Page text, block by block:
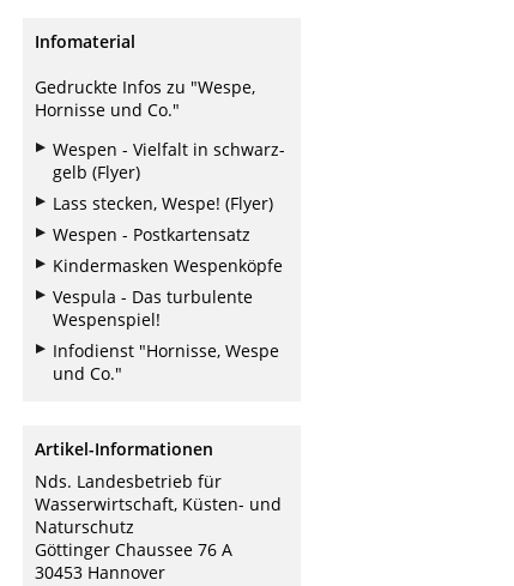
Infomaterial
Gedruckte Infos zu "Wespe,
Hornisse und Co."
Wespen - Vielfalt in schwarz-
gelb (Flyer)
Lass stecken, Wespe! (Flyer)
Wespen - Postkartensatz
Kindermasken Wespenköpfe
Vespula - Das turbulente
Wespenspiel!
Infodienst "Hornisse, Wespe
und Co."
Artikel-Informationen
Nds. Landesbetrieb für
Wasserwirtschaft, Küsten- und
Naturschutz
Göttinger Chaussee 76 A
30453 Hannover